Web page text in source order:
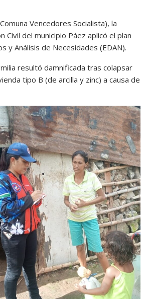
Vencedores Socialista), la
Civil del municipio Páez aplicó el plan
y Análisis de Necesidades (EDAN).
resultó damnificada tras colapsar
tipo B (de arcilla y zinc) a causa de